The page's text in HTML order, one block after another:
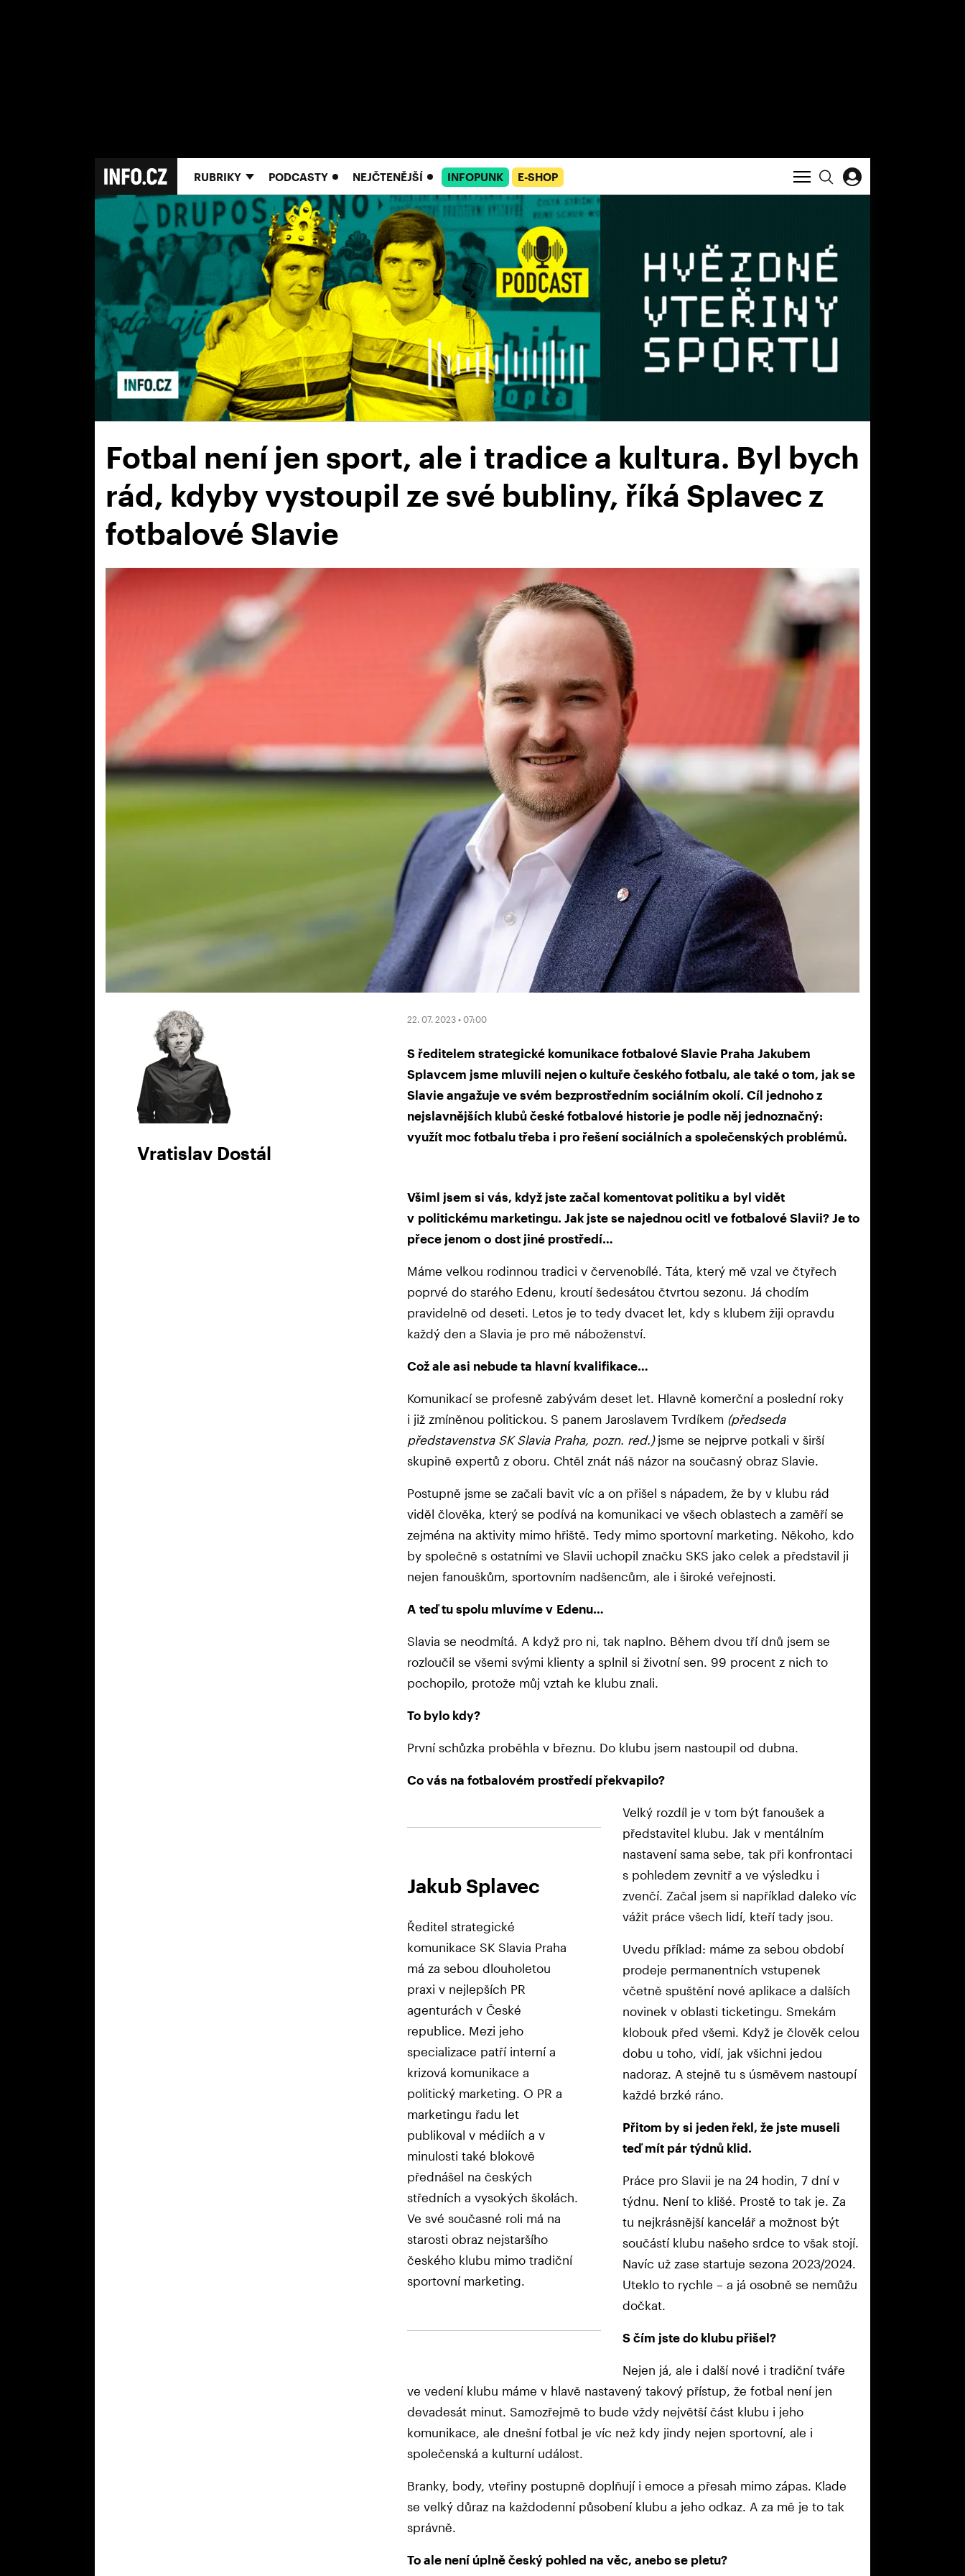
RUBRIKY PODCASTY NEJČTENĚJŠÍ INFOPUNK E-SHOP
Fotbal není jen sport, ale i tradice a kultura. Byl bych
rád, kdyby vystoupil ze své bubliny, říká Splavec z
fotbalové Slavie
Vratislav Dostál
22. 07. 2023 • 07:00
S ředitelem strategické komunikace fotbalové Slavie Praha Jakubem
Splavcem jsme mluvili nejen o kultuře českého fotbalu, ale také o tom, jak se
Slavie angažuje ve svém bezprostředním sociálním okolí. Cíl jednoho z
nejslavnějších klubů české fotbalové historie je podle něj jednoznačný:
využít moc fotbalu třeba i pro řešení sociálních a společenských problémů.
Všiml jsem si vás, když jste začal komentovat politiku a byl vidět
v politickému marketingu. Jak jste se najednou ocitl ve fotbalové Slavii? Je to
přece jenom o dost jiné prostředí…
Máme velkou rodinnou tradici v červenobílé. Táta, který mě vzal ve čtyřech
poprvé do starého Edenu, kroutí šedesátou čtvrtou sezonu. Já chodím
pravidelně od deseti. Letos je to tedy dvacet let, kdy s klubem žiji opravdu
každý den a Slavia je pro mě náboženství.
Což ale asi nebude ta hlavní kvalifikace…
Komunikací se profesně zabývám deset let. Hlavně komerční a poslední roky
i již zmíněnou politickou. S panem Jaroslavem Tvrdíkem (předseda
představenstva SK Slavia Praha, pozn. red.)jsme se nejprve potkali v širší
skupině expertů z oboru. Chtěl znát náš názor na současný obraz Slavie.
Postupně jsme se začali bavit víc a on přišel s nápadem, že by v klubu rád
viděl člověka, který se podívá na komunikaci ve všech oblastech a zaměří se
zejména na aktivity mimo hřiště. Tedy mimo sportovní marketing. Někoho, kdo
by společně s ostatními ve Slavii uchopil značku SKS jako celek a představil ji
nejen fanouškům, sportovním nadšencům, ale i široké veřejnosti.
A teď tu spolu mluvíme v Edenu…
Slavia se neodmítá. A když pro ni, tak naplno. Během dvou tří dnů jsem se
rozloučil se všemi svými klienty a splnil si životní sen. 99 procent z nich to
pochopilo, protože můj vztah ke klubu znali.
Jakub Splavec
Ředitel strategické
komunikace SK Slavia Praha
má za sebou dlouholetou
praxi v nejlepších PR
agenturách v České
republice. Mezi jeho
specializace patří interní a
krizová komunikace a
politický marketing. O PR a
marketingu řadu let
publikoval v médiích a v
minulosti také blokově
přednášel na českých
středních a vysokých školách.
Ve své současné roli má na
starosti obraz nejstaršího
českého klubu mimo tradiční
sportovní marketing.
To bylo kdy?
První schůzka proběhla v březnu. Do klubu jsem nastoupil od dubna.
Co vás na fotbalovém prostředí překvapilo?
Velký rozdíl je v tom být fanoušek a
představitel klubu. Jak v mentálním
nastavení sama sebe, tak při konfrontaci
s pohledem zevnitř a ve výsledku i
zvenčí. Začal jsem si například daleko víc
vážit práce všech lidí, kteří tady jsou.
Uvedu příklad: máme za sebou období
prodeje permanentních vstupenek
včetně spuštění nové aplikace a dalších
novinek v oblasti ticketingu. Smekám
klobouk před všemi. Když je člověk celou
dobu u toho, vidí, jak všichni jedou
nadoraz. A stejně tu s úsměvem nastoupí
každé brzké ráno.
Přitom by si jeden řekl, že jste museli
teď mít pár týdnů klid.
Práce pro Slavii je na 24 hodin, 7 dní v
týdnu. Není to klišé. Prostě to tak je. Za
tu nejkrásnější kancelář a možnost být
součástí klubu našeho srdce to však stojí.
Navíc už zase startuje sezona 2023/2024.
Uteklo to rychle – a já osobně se nemůžu
dočkat.
S čím jste do klubu přišel?
Nejen já, ale i další nové i tradiční tváře
ve vedení klubu máme v hlavě nastavený takový přístup, že fotbal není jen
devadesát minut. Samozřejmě to bude vždy největší část klubu i jeho
komunikace, ale dnešní fotbal je víc než kdy jindy nejen sportovní, ale i
společenská a kulturní událost.
Branky, body, vteřiny postupně doplňují i emoce a přesah mimo zápas. Klade
se velký důraz na každodenní působení klubu a jeho odkaz. A za mě je to tak
správně.
To ale není úplně český pohled na věc, anebo se pletu?